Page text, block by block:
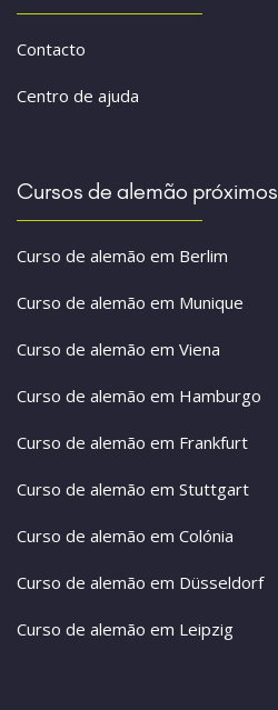
Contacto
Centro de ajuda
Cursos de alemão próximos
Curso de alemão em Berlim
Curso de alemão em Munique
Curso de alemão em Viena
Curso de alemão em Hamburgo
Curso de alemão em Frankfurt
Curso de alemão em Stuttgart
Curso de alemão em Colónia
Curso de alemão em Düsseldorf
Curso de alemão em Leipzig